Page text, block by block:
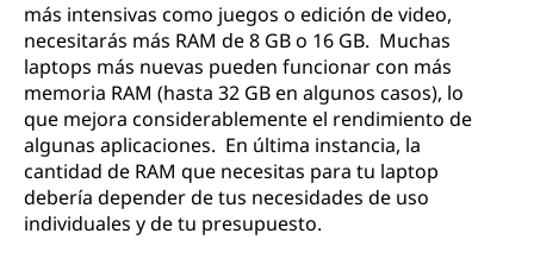
más intensivas como juegos o edición de video,
necesitarás más RAM de 8 GB o 16 GB. Muchas
laptops más nuevas pueden funcionar con más
memoria RAM (hasta 32 GB en algunos casos), lo
que mejora considerablemente el rendimiento de
algunas aplicaciones. En última instancia, la
cantidad de RAM que necesitas para tu laptop
debería depender de tus necesidades de uso
individuales y de tu presupuesto.